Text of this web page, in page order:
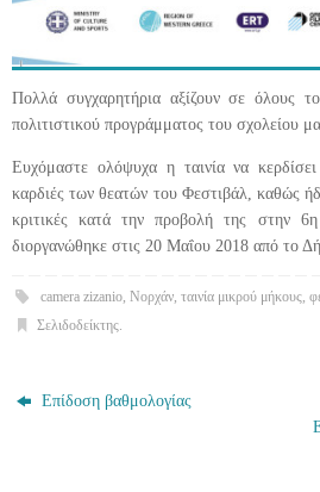
Πολλά συγχαρητήρια αξίζουν σε όλους
πολιτιστικού προγράμματος του σχολείου
Ευχόμαστε ολόψυχα η ταινία να
καρδιές των θεατών του Φεστιβάλ, καθώς
κριτικές κατά την προβολή της στην
διοργανώθηκε στις 20 Μαΐου 2018 από το
camera zizanio, Νορχάν, ταινία μικρού μήκους,
Σελιδοδείκτης.
Επίδοση βαθμολογίας